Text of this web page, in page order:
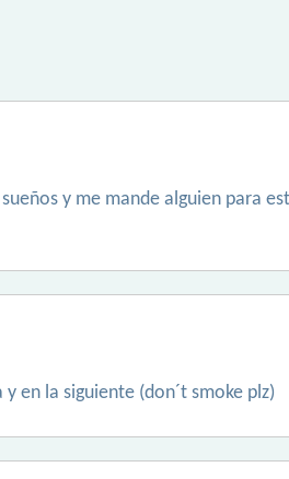
y me mande alguien para
en la siguiente (don´t smoke plz)